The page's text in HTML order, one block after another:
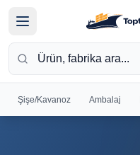
Şişe/Kavanoz Ambalaj